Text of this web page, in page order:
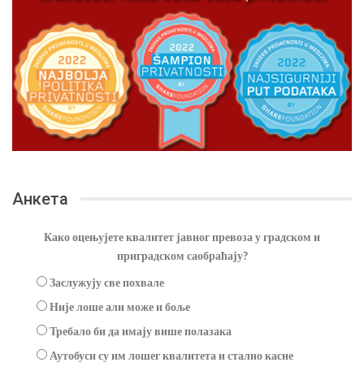
Анкета
Како оцењујете квалитет јавног превоза у градском и
приградском саобраћају?
Заслужују све похвале
Није лоше али може и боље
Требало би да имају више полазака
Аутобуси су им лошег квалитета и стално касне